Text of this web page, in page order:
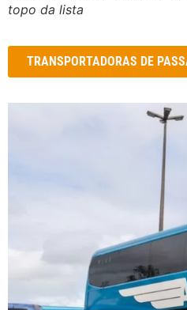
topo da lista
TRANSPORTADORAS DE